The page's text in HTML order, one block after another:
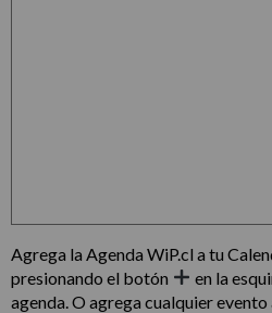
Agrega la Agenda WiP.cl a tu
presionando el botón
en la
agenda. O agrega cualquier